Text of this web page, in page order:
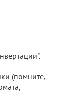
(помните,